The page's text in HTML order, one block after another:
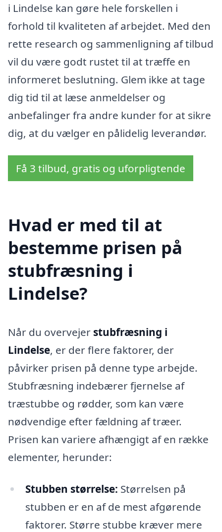
i Lindelse kan gøre hele forskellen i
forhold til kvaliteten af arbejdet. Med den
rette research og sammenligning af tilbud
vil du være godt rustet til at træffe en
informeret beslutning. Glem ikke at tage
dig tid til at læse anmeldelser og
anbefalinger fra andre kunder for at sikre
dig, at du vælger en pålidelig leverandør.
Få 3 tilbud, gratis og uforpligtende
Hvad er med til at
bestemme prisen på
stubfræsning i
Lindelse?
Når du overvejer stubfræsning i
Lindelse, er der flere faktorer, der
påvirker prisen på denne type arbejde.
Stubfræsning indebærer fjernelse af
træstubbe og rødder, som kan være
nødvendige efter fældning af træer.
Prisen kan variere afhængigt af en række
elementer, herunder:
Stubben størrelse: Størrelsen på
stubben er en af de mest afgørende
faktorer. Større stubbe kræver mere